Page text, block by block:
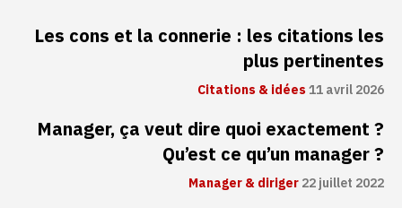
Les cons et la connerie : les citations les
plus pertinentes
Citations & idées11 avril 2026
Manager, ça veut dire quoi exactement ?
Qu’est ce qu’un manager ?
Manager & diriger22 juillet 2022